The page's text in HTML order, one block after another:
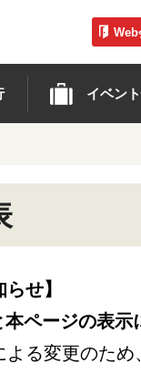
Web
イベン
せ】
ページの表示
よる変更のた